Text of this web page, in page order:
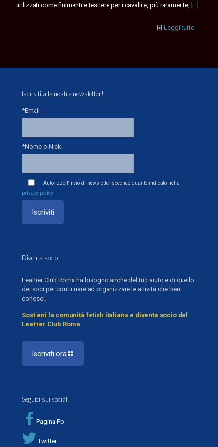
utilizzati come finimenti e testiere per i cavalli e, più raramente, […]
Leggi tutto
Iscriviti alla nostra newsletter!
*Email
*Nome o Nick
Autorizzo l'invio di newsletter secondo quanto indicato nella
privacy policy
Diventa socio
Leather Club Roma ha bisogno anche del tuo aiuto e di quello
dei soci per continuare ad organizzare le attività che ben
conosci.
Sostieni la comunità fetish italiana e diventa socio del
Leather Club Roma
Iscriviti ora
Seguici sui social
Pagina Fb
Twitter